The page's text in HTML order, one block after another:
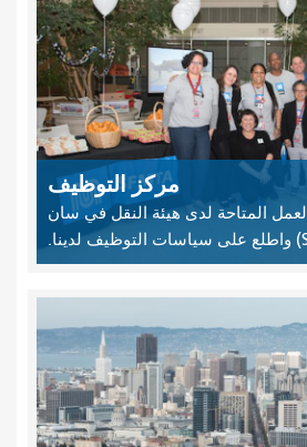
مركز التوظيف
المتاحة لدى هيئة النقل في سان